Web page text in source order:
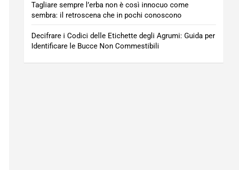
Tagliare sempre l’erba non è così innocuo come
sembra: il retroscena che in pochi conoscono
Decifrare i Codici delle Etichette degli Agrumi: Guida per
Identificare le Bucce Non Commestibili